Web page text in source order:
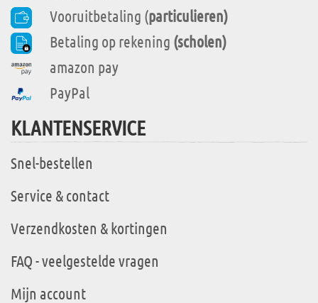
Vooruitbetaling (particulieren)
Betaling op rekening (scholen)
amazon pay
PayPal
KLANTENSERVICE
Snel-bestellen
Service & contact
Verzendkosten & kortingen
FAQ - veelgestelde vragen
Mijn account